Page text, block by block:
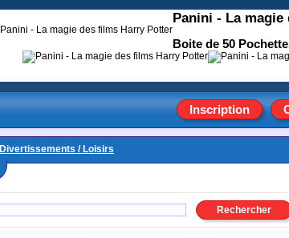
Inscription
Divertissements / Loisirs
Panini - La
Boite de 50